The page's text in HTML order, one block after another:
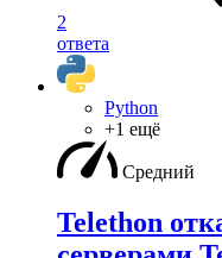
2
ответа
Python
+1 ещё
Средний
Telethon